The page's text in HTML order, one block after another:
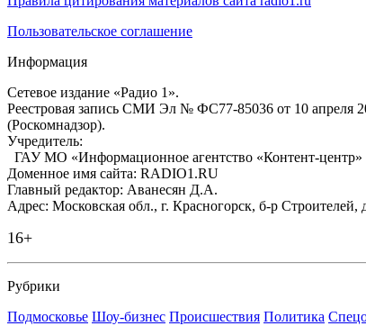
Пользовательское соглашение
Информация
Сетевое издание «Радио 1».
Реестровая запись СМИ Эл № ФС77-85036 от 10 апреля
(Роскомнадзор).
Учредитель:
ГАУ МО «Информационное агентство «Контент-центр»
Доменное имя сайта: RADIO1.RU
Главный редактор: Аванесян Д.А.
Адрес: Московская обл., г. Красногорск, б-р
16+
Рубрики
Подмосковье Шоу-бизнес Происшествия Политика